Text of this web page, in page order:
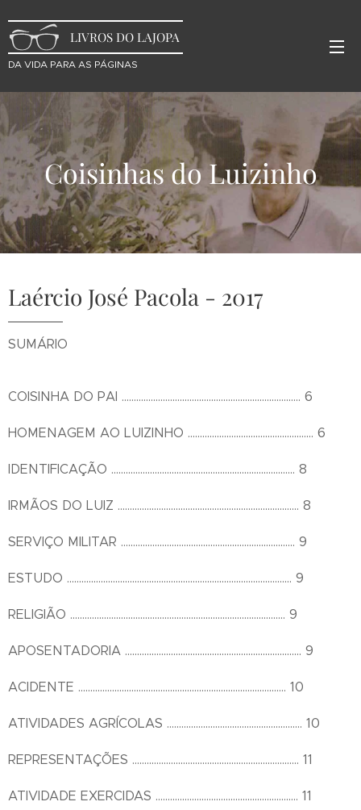
LIVROS DO LAJOPA
DA VIDA PARA AS PÁGINAS
Coisinhas do Luizinho
Laércio José Pacola - 2017
SUMÁRIO
COISINHA DO PAI .......................................................................... 6
HOMENAGEM AO LUIZINHO .................................................... 6
IDENTIFICAÇÃO ............................................................................ 8
IRMÃOS DO LUIZ ........................................................................... 8
SERVIÇO MILITAR ........................................................................ 9
ESTUDO ............................................................................................. 9
RELIGIÃO ......................................................................................... 9
APOSENTADORIA ......................................................................... 9
ACIDENTE ...................................................................................... 10
ATIVIDADES AGRÍCOLAS ........................................................ 10
REPRESENTAÇÕES ..................................................................... 11
ATIVIDADE EXERCIDAS ........................................................... 11